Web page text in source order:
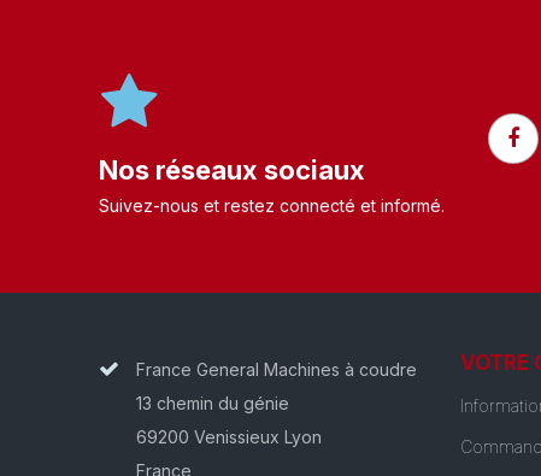
Nos réseaux sociaux
Suivez-nous et restez connecté et informé.​
France General Machines à coudre
13 chemin du génie
69200 Venissieux Lyon
France
VOTRE